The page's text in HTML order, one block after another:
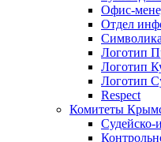
Офис-
Отдел
Логотип
Логотип
Логотип
Respect
Комитеты
Судейско-